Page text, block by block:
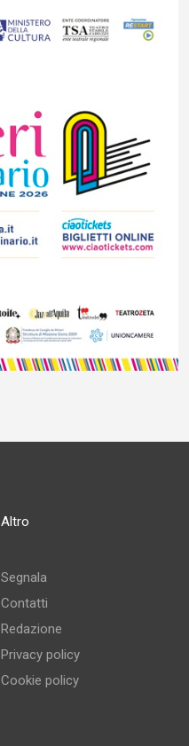
Altro
Segnala
Contatti
Redazione
Privacy policy
Cookie policy